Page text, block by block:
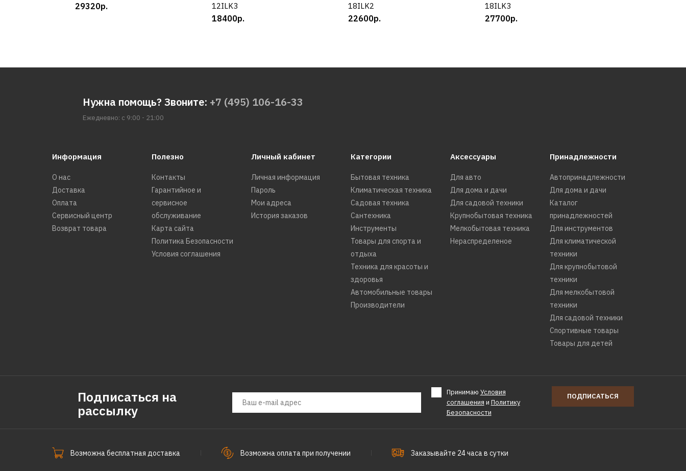
29320р.
12ILK3
18400р.
18ILK2
22600р.
18ILK3
27700р.
Нужна помощь? Звоните: +7 (495) 106-16-33
Ежедневно: с 9:00 - 21:00
Информация
О нас
Доставка
Оплата
Сервисный центр
Возврат товара
Полезно
Контакты
Гарантийное и
сервисное
обслуживание
Карта сайта
Политика Безопасности
Условия соглашения
Личный кабинет
Личная информация
Пароль
Мои адреса
История заказов
Категории
Бытовая техника
Климатическая техника
Садовая техника
Сантехника
Инструменты
Товары для спорта и
отдыха
Техника для красоты и
здоровья
Автомобильные товары
Производители
Аксессуары
Для авто
Для дома и дачи
Для садовой техники
Крупнобытовая техника
Мелкобытовая техника
Нераспределеное
Принадлежности
Автопринадлежности
Для дома и дачи
Каталог
принадлежностей
Для инструментов
Для климатической
техники
Для крупнобытовой
техники
Для мелкобытовой
техники
Для садовой техники
Спортивные товары
Товары для детей
Подписаться на
рассылку
Принимаю Условия
соглашения и Политику
Безопасности
ПОДПИСАТЬСЯ
Возможна бесплатная доставка Возможна оплата при получении Заказывайте 24 часа в сутки